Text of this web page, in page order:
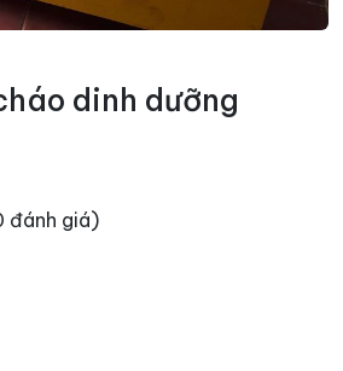
dinh dưỡng
đánh giá)